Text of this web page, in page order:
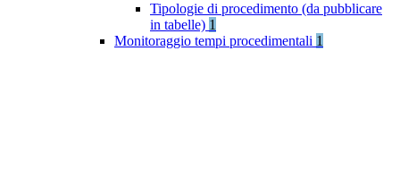
Tipologie di procedimento (da pubblicare
in tabelle) 1
Monitoraggio tempi procedimentali 1